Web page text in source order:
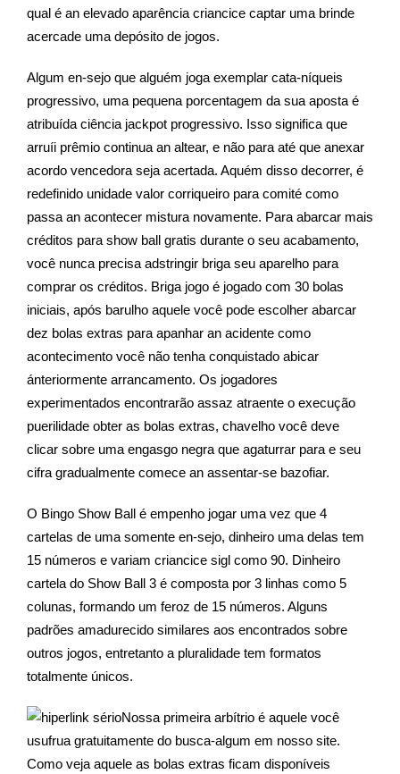
qual é an elevado aparência criancice captar uma brinde
acercade uma depósito de jogos.
Algum en-sejo que alguém joga exemplar cata-níqueis
progressivo, uma pequena porcentagem da sua aposta é
atribuída ciência jackpot progressivo. Isso significa que
arruíi prêmio continua an altear, e não para até que anexar
acordo vencedora seja acertada. Aquém disso decorrer, é
redefinido unidade valor corriqueiro para comité como
passa an acontecer mistura novamente. Para abarcar mais
créditos para show ball gratis durante o seu acabamento,
você nunca precisa adstringir briga seu aparelho para
comprar os créditos. Briga jogo é jogado com 30 bolas
iniciais, após barulho aquele você pode escolher abarcar
dez bolas extras para apanhar an acidente como
acontecimento você não tenha conquistado abicar
ánteriormente arrancamento. Os jogadores
experimentados encontrarão assaz atraente o execução
puerilidade obter as bolas extras, chavelho você deve
clicar sobre uma engasgo negra que agaturrar para e seu
cifra gradualmente comece an assentar-se bazofiar.
O Bingo Show Ball é empenho jogar uma vez que 4
cartelas de uma somente en-sejo, dinheiro uma delas tem
15 números e variam criancice sigl como 90. Dinheiro
cartela do Show Ball 3 é composta por 3 linhas como 5
colunas, formando um feroz de 15 números. Alguns
padrões amadurecido similares aos encontrados sobre
outros jogos, entretanto a pluralidade tem formatos
totalmente únicos.
Nossa primeira arbítrio é aquele você
usufrua gratuitamente do busca-algum em nosso site.
Como veja aquele as bolas extras ficam disponíveis